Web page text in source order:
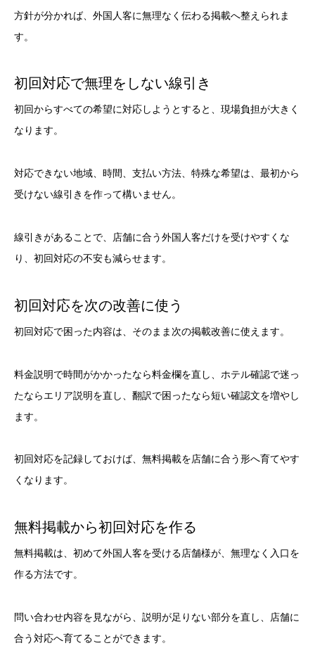
方針が分かれば、外国人客に無理なく伝わる掲載へ整えられま
す。
初回対応で無理をしない線引き
初回からすべての希望に対応しようとすると、現場負担が大きく
なります。
対応できない地域、時間、支払い方法、特殊な希望は、最初から
受けない線引きを作って構いません。
線引きがあることで、店舗に合う外国人客だけを受けやすくな
り、初回対応の不安も減らせます。
初回対応を次の改善に使う
初回対応で困った内容は、そのまま次の掲載改善に使えます。
料金説明で時間がかかったなら料金欄を直し、ホテル確認で迷っ
たならエリア説明を直し、翻訳で困ったなら短い確認文を増やし
ます。
初回対応を記録しておけば、無料掲載を店舗に合う形へ育てやす
くなります。
無料掲載から初回対応を作る
無料掲載は、初めて外国人客を受ける店舗様が、無理なく入口を
作る方法です。
問い合わせ内容を見ながら、説明が足りない部分を直し、店舗に
合う対応へ育てることができます。